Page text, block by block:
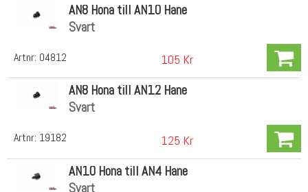
Artnr: 04812
AN8 Hona till AN10 Hane
Svart
105 Kr
Artnr: 19182
AN8 Hona till AN12 Hane
Svart
125 Kr
AN10 Hona till AN4 Hane
Svart